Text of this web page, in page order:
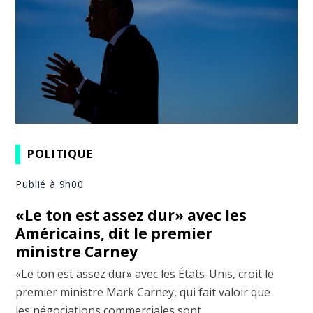
POLITIQUE
Publié à 9h00
«Le ton est assez dur» avec les
Américains, dit le premier
ministre Carney
«Le ton est assez dur» avec les États-Unis, croit le
premier ministre Mark Carney, qui fait valoir que